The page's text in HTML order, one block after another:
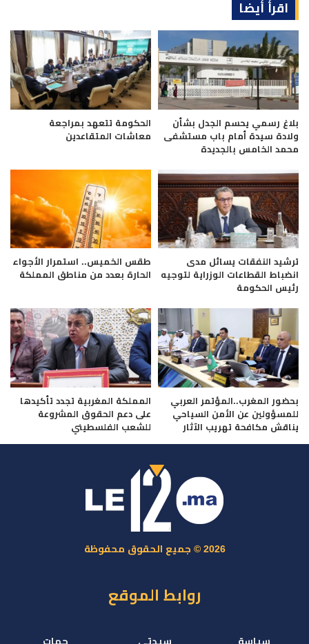
اقرأ أيضا
بلاغ رسمي يحسم الجدل بشأن
ولادة سيدة أمام باب مستشفى
محمد الخامس بالجديدة
الحكومة تتعهد بمراجعة
معاشات المتقاعدين
ترشيد النفقات يسائل مدى
انضباط القطاعات الوزراية لتوجيه
رئيس الحكومة
طقس الخميس.. استمرار الأجواء
الحارة بعدد من مناطق المملكة
بحضور المغرب..المؤتمر العربي
للمسؤولين عن الأمن السياحي
يناقش مكافحة تهريب الآثار
المملكة المغربية تجدد تأكيدها
على دعم الحقوق المشروعة
للشعب الفلسطيني
2026 © جميع الحقوق محفوظة
روابط الموقع
سياسة سيدتي جهات